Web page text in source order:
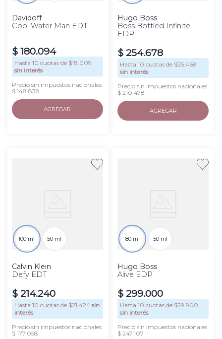
Davidoff
Cool Water Man EDT
$ 180.094
Hasta 10 cuotas de $18.009
sin interés
Precio sin impuestos nacionales
$ 148.838
AGREGAR
Hugo Boss
Boss Bottled Infinite
EDP
$ 254.678
Hasta10 cuotas de $25.468
sin interés
Precio sin impuestos nacionales
$ 210.478
AGREGAR
100 ml 50 ml
Calvin Klein
Defy EDT
$ 214.240
Hasta 10 cuotas de $21.424 sin
interés
Precio sin impuestos nacionales
$ 177.058
80 ml 50 ml
Hugo Boss
Alive EDP
$ 299.000
Hasta10 cuotas de $29.900
sin interés
Precio sin impuestos nacionales
$ 247.107